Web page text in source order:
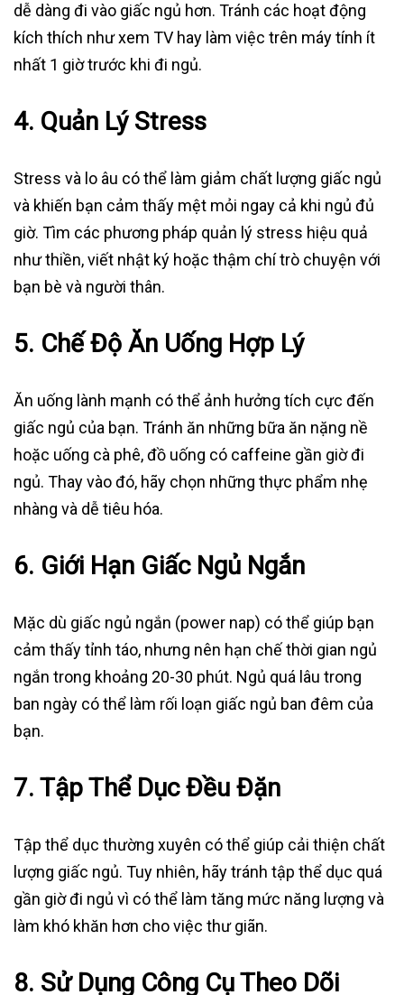
dễ dàng đi vào giấc ngủ hơn. Tránh các hoạt động
kích thích như xem TV hay làm việc trên máy tính ít
nhất 1 giờ trước khi đi ngủ.
4. Quản Lý Stress
Stress và lo âu có thể làm giảm chất lượng giấc ngủ
và khiến bạn cảm thấy mệt mỏi ngay cả khi ngủ đủ
giờ. Tìm các phương pháp quản lý stress hiệu quả
như thiền, viết nhật ký hoặc thậm chí trò chuyện với
bạn bè và người thân.
5. Chế Độ Ăn Uống Hợp Lý
Ăn uống lành mạnh có thể ảnh hưởng tích cực đến
giấc ngủ của bạn. Tránh ăn những bữa ăn nặng nề
hoặc uống cà phê, đồ uống có caffeine gần giờ đi
ngủ. Thay vào đó, hãy chọn những thực phẩm nhẹ
nhàng và dễ tiêu hóa.
6. Giới Hạn Giấc Ngủ Ngắn
Mặc dù giấc ngủ ngắn (power nap) có thể giúp bạn
cảm thấy tỉnh táo, nhưng nên hạn chế thời gian ngủ
ngắn trong khoảng 20-30 phút. Ngủ quá lâu trong
ban ngày có thể làm rối loạn giấc ngủ ban đêm của
bạn.
7. Tập Thể Dục Đều Đặn
Tập thể dục thường xuyên có thể giúp cải thiện chất
lượng giấc ngủ. Tuy nhiên, hãy tránh tập thể dục quá
gần giờ đi ngủ vì có thể làm tăng mức năng lượng và
làm khó khăn hơn cho việc thư giãn.
8. Sử Dụng Công Cụ Theo Dõi